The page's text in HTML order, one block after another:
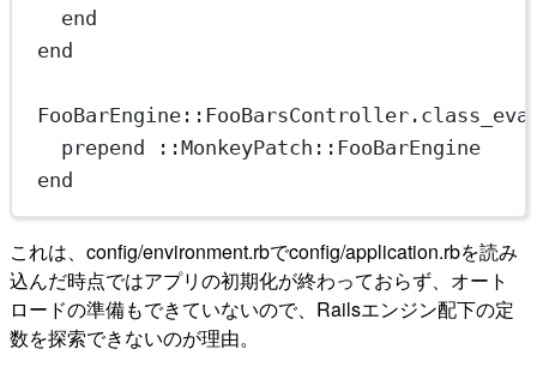
end
end
FooBarEngine :: FooBarsController .
prepend
::MonkeyPatch :: FooBarEngine
end
これは、config/environment.rbでconfig/application.rbを読み
込んだ時点ではアプリの初期化が終わっておらず、オート
ロードの準備もできていないので、Railsエンジン配下の定
数を探索できないのが理由。